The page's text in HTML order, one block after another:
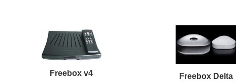
Freebox v4 Freebox Delta